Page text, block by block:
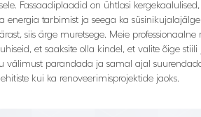
Fassaadiplaadid on ühtlasi
tarbimist ja seega ka
siis ärge muretsege. Meie professionaalne
et saaksite olla kindel, et valite õige stiili
välimust parandada ja samal ajal
kui ka renoveerimisprojektide jaoks.